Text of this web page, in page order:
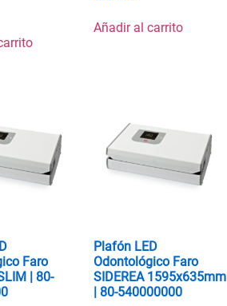
Añadir al carrito
Faro
| 80-
Plafón LED
Odontológico Faro
SIDEREA 1595x635mm
| 80-540000000